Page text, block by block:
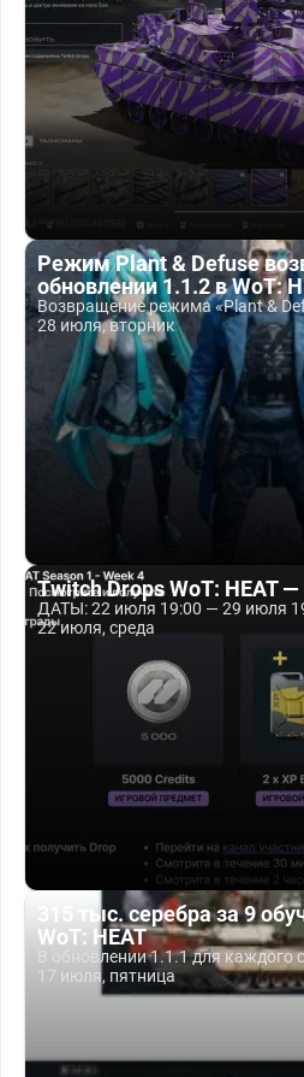
Режим Plant & Defuse
обновлении 1.1.2 в WoT:
Возвращение режима «Plant &
28 июля, вторник
Twitch Drops WoT: HEAT
ДАТЫ: 22 июля 19:00 — 29 июля
22 июля, среда
315 тыс. серебра за 9
WoT: HEAT
В обновлении 1.1.1 для каждого
17 июля, пятница